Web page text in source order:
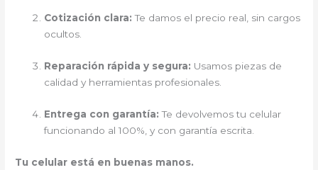
Cotización clara: Te damos el precio real, sin cargos
ocultos.
Reparación rápida y segura: Usamos piezas de
calidad y herramientas profesionales.
Entrega con garantía: Te devolvemos tu celular
funcionando al 100%, y con garantía escrita.
Tu celular está en buenas manos.